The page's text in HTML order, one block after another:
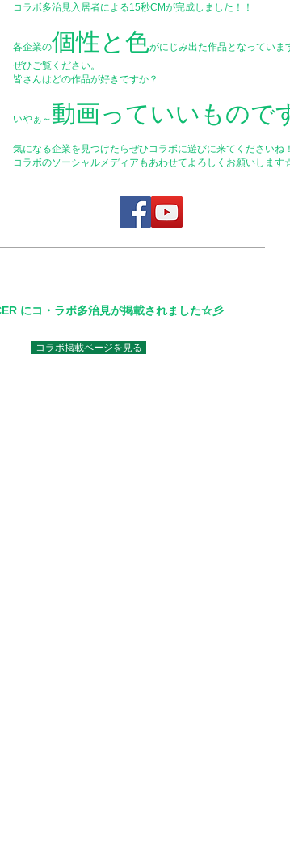
コラボ多治見入居者による15秒CMが完成しました！！
各企業の個性と色がにじみ出た作品となっていま
ぜひご覧ください。
皆さんはどの作品が好きですか？
いやぁ～ 動画っていいもので
気になる企業を見つけたらぜひコラボに遊びに来てくださいね！
コラボのソーシャルメディアもあわせてよろしくお願いします
にコ・ラボ多治見が掲載されました☆彡
コラボ掲載ページを見る